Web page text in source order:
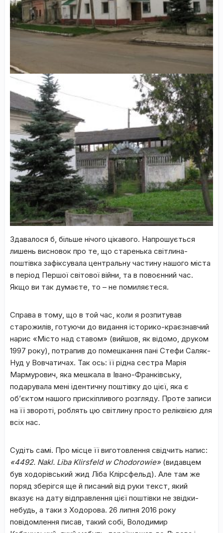
Сучасний вид площі Ринок в Ходорові
Сучасний вид площі Ринок в Ходорові
Здавалося б, більше нічого цікавого. Напрошується
лишень висновок про те, що старенька світлина-
поштівка зафіксувала центральну частину нашого міста
в період Першої світової війни, та в повоєнний час.
Якщо ви так думаєте, то – не помиляєтеся.
Справа в тому, що в той час, коли я розпитував
старожилів, готуючи до видання історико-краєзнавчий
нарис «Місто над ставом» (вийшов, як відомо, друком
1997 року), потрапив до помешкання пані Стефи Саляк-
Нуд у Вовчатичах. Так ось: її рідна сестра Марія
Мармурович, яка мешкала в Івано-Франківську,
подарувала мені ідентичну поштівку до цієї, яка є
об’єктом нашого прискіпливого розгляду. Проте записи
на її звороті, роблять цю світлину просто реліквією для
всіх нас.
Судіть самі. Про місце її виготовлення свідчить напис:
«4492. Nakl. Liba Klirsfeld w Chodorowie» (видавцем
був ходорівський жид Ліба Клірсфельд). Але там же
поряд зберігся ще й писаний від руки текст, який
вказує на дату відправлення цієї поштівки не звідки-
небудь, а таки з Ходорова. 26 липня 2016 року
повідомлення писав, такий собі, Володимир